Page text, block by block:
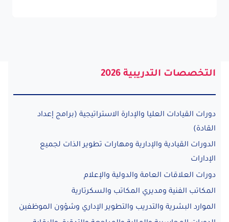
التخصصات التدريبية 2026
دورات القيادات العليا والإدارة الاستراتيجية (برامج إعداد
القادة)
الدورات القيادية والإدارية ومهارات تطوير الذات لجميع
الإدارات
دورات العلاقات العامة والدولية والإعلام
المكاتب الفنية ومديري المكاتب والسكرتارية
الموارد البشرية والتدريب والتطوير الإداري وشؤون الموظفين